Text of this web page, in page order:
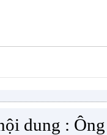
dung :